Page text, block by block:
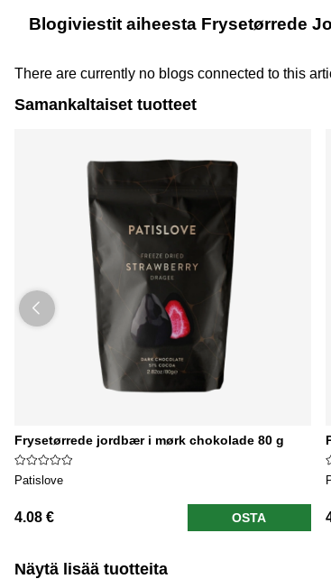
Blogiviestit aiheesta Frysetørrede
There are currently no blogs connected to this
Samankaltaiset tuotteet
Frysetørrede jordbær i mørk chokolade 80 g
Patislove
4.08 € OSTA
Näytä lisää tuotteita